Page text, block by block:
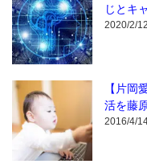
じとキ
2020/2/12
【片岡
活を藤
2016/4/